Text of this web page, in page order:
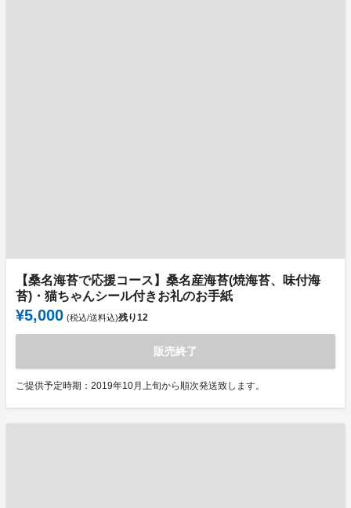
【桑名海苔で応援コース】桑名産海苔(焼海苔、味付海
苔)・猫ちゃんシール付きお礼のお手紙
¥5,000 (税込/送料込)残り12
販売終了
ご提供予定時期：2019年10月上旬から順次発送致します。